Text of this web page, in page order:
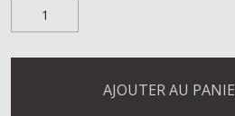
AJOUTER AU